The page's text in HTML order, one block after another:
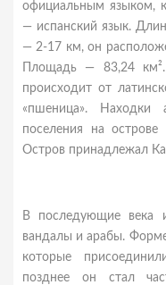
официальным языком,
— испанский язык.
— 2-17 км, он
Площадь — 83,24 км².
происходит от
«пшеница». Находки
поселения на
Остров принадлежал
В последующие века
вандалы и арабы.
которые
позднее он стал